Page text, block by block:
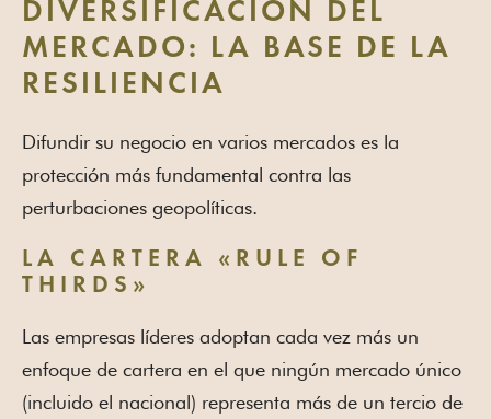
DIVERSIFICACIÓN DEL
MERCADO: LA BASE DE LA
RESILIENCIA
Difundir su negocio en varios mercados es la
protección más fundamental contra las
perturbaciones geopolíticas.
LA CARTERA «RULE OF
THIRDS»
Las empresas líderes adoptan cada vez más un
enfoque de cartera en el que ningún mercado único
(incluido el nacional) representa más de un tercio de